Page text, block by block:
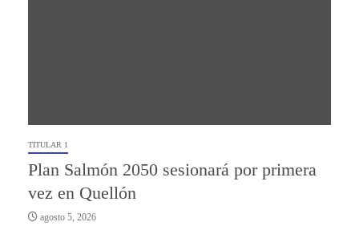
TITULAR 1
Plan Salmón 2050 sesionará por primera
vez en Quellón
agosto 5, 2026